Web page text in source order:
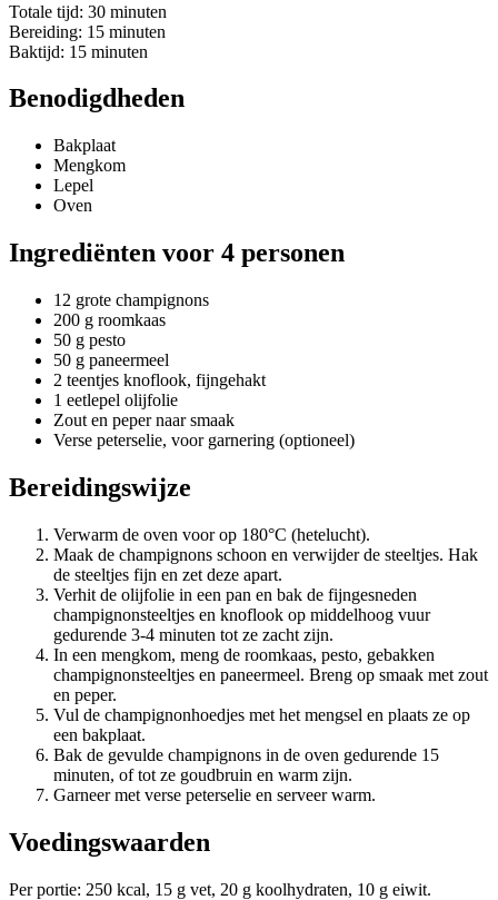
Totale tijd: 30 minuten
Bereiding: 15 minuten
Baktijd: 15 minuten
Benodigdheden
Bakplaat
Mengkom
Lepel
Oven
Ingrediënten voor 4 personen
12 grote champignons
200 g roomkaas
50 g pesto
50 g paneermeel
2 teentjes knoflook, fijngehakt
1 eetlepel olijfolie
Zout en peper naar smaak
Verse peterselie, voor garnering (optioneel)
Bereidingswijze
Verwarm de oven voor op 180°C (hetelucht).
Maak de champignons schoon en verwijder de steeltjes. Hak
de steeltjes fijn en zet deze apart.
Verhit de olijfolie in een pan en bak de fijngesneden
champignonsteeltjes en knoflook op middelhoog vuur
gedurende 3-4 minuten tot ze zacht zijn.
In een mengkom, meng de roomkaas, pesto, gebakken
champignonsteeltjes en paneermeel. Breng op smaak met zout
en peper.
Vul de champignonhoedjes met het mengsel en plaats ze op
een bakplaat.
Bak de gevulde champignons in de oven gedurende 15
minuten, of tot ze goudbruin en warm zijn.
Garneer met verse peterselie en serveer warm.
Voedingswaarden
Per portie: 250 kcal, 15 g vet, 20 g koolhydraten, 10 g eiwit.